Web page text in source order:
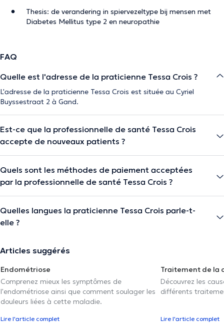
Thesis: de verandering in spiervezeltype bij mensen met
Diabetes Mellitus type 2 en neuropathie
FAQ
Quelle est l'adresse de la praticienne Tessa Crois ?
L'adresse de la praticienne Tessa Crois est située au Cyriel
Buyssestraat 2 à Gand.
Est-ce que la professionnelle de santé Tessa Crois
accepte de nouveaux patients ?
Quels sont les méthodes de paiement acceptées
par la professionnelle de santé Tessa Crois ?
Quelles langues la praticienne Tessa Crois parle-t-
elle ?
Articles suggérés
Endométriose
Comprenez mieux les symptômes de
l'endométriose ainsi que comment soulager les
douleurs liées à cette maladie.
Lire l'article complet
Traitement de la
Découvrez les
différents
Lire l'article complet